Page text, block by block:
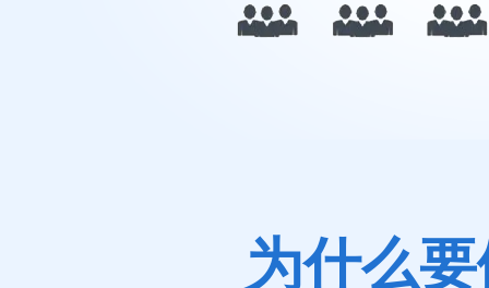
为什么